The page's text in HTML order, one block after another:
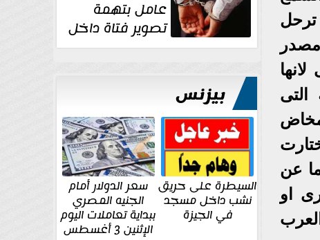
ترحل
مصدر
التى
مخاض
عن
او
عامل بتهمة
تصوير فتاة داخل
غرفة تغيير
بيزنس
السيطرة على حريق
نشب داخل مسجد
في الجيزة
سعر الدولار أمام
الجنيه المصري
ببداية تعاملات اليوم
الإثنين 3 أغسطس